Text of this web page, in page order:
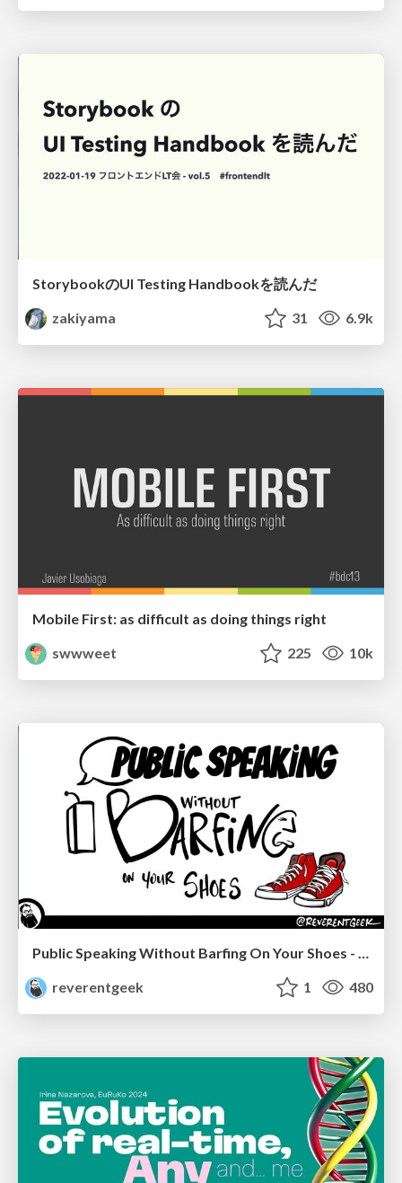
StorybookのUI Testing Handbookを読んだ
zakiyama
31 6.9k
Mobile First: as difficult as doing things right
swwweet
225 10k
Public Speaking Without Barfing On Your Shoes - THAT 2023
reverentgeek
1 480